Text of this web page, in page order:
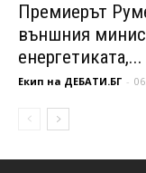
Премиерът
външния
енергетиката,...
Екип на ДЕБАТИ.БГ -